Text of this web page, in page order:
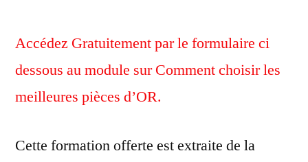
Accédez Gratuitement par le formulaire ci
dessous au module sur Comment choisir les
meilleures pièces d’OR.
Cette formation offerte est extraite de la